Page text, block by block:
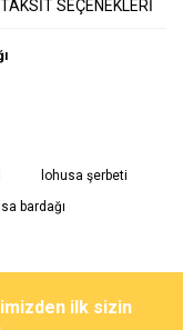
TAKSİT SEÇENEKLERİ
ve diğer
lohusa şerbeti
bardağı
ilk sizin